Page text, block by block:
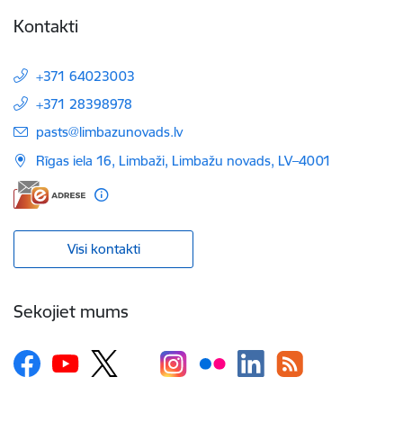
Kontakti
+371 64023003
+371 28398978
E-pasts:
pasts@limbazunovads.lv
Rīgas iela 16, Limbaži, Limbažu novads, LV–4001
Visi kontakti
Sekojiet mums